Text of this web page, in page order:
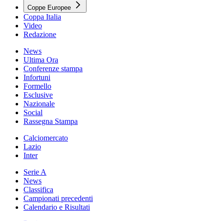
Coppe Europee
Coppa Italia
Video
Redazione
News
Ultima Ora
Conferenze stampa
Infortuni
Formello
Esclusive
Nazionale
Social
Rassegna Stampa
Calciomercato
Lazio
Inter
Serie A
News
Classifica
Campionati precedenti
Calendario e Risultati